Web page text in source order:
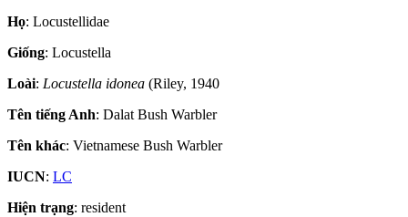
Họ: Locustellidae
Giống: Locustella
Loài: Locustella idonea (Riley, 1940
Tên tiếng Anh: Dalat Bush Warbler
Tên khác: Vietnamese Bush Warbler
IUCN: LC
Hiện trạng: resident